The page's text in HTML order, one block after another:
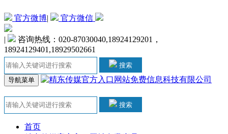
官方微博| 官方微信
|
咨询热线：020-87030040,18924129201，
18924129401,18929502661
搜索
导航菜单
搜索
首页